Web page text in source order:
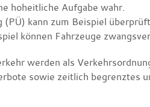
hoheitliche Aufgabe wahr.
(PÜ) kann zum Beispiel
können Fahrzeuge
werden als
sowie zeitlich begrenztes